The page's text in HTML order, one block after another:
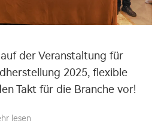
der Veranstaltung für
2025, flexible
Takt für die Branche vor!
lesen